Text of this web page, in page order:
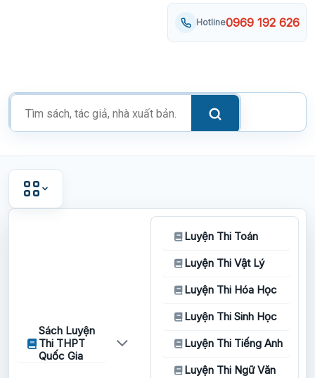
Tìm
kiếm
phẩm
Hotline0969 192 626
Sách Luyện
Thi THPT
Quốc Gia
Luyện Thi Toán
Luyện Thi Vật Lý
Luyện Thi Hóa Học
Luyện Thi Sinh Học
Luyện Thi Tiếng Anh
Luyện Thi Ngữ Văn